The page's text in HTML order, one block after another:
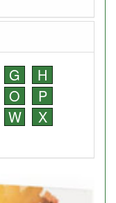
G
H
O
P
W
X